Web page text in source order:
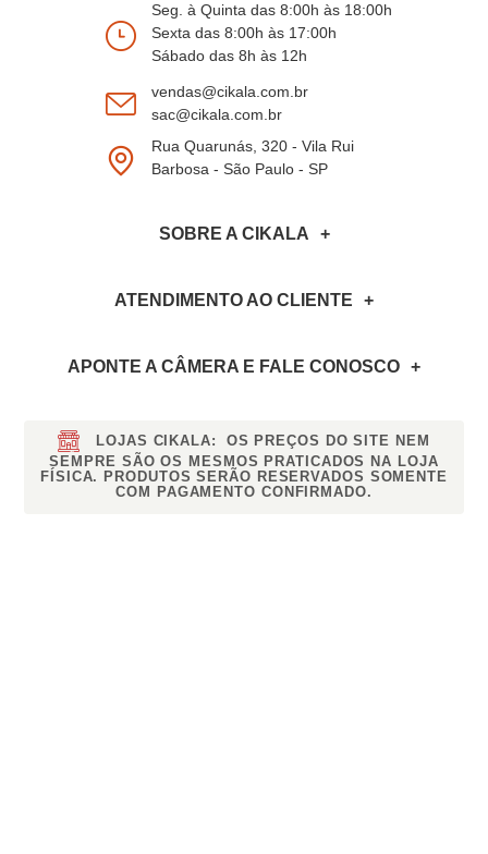
Seg. à Quinta das 8:00h às 18:00h
Sexta das 8:00h às 17:00h
Sábado das 8h às 12h
vendas@cikala.com.br
sac@cikala.com.br
Rua Quarunás, 320 - Vila Rui
Barbosa - São Paulo - SP
SOBRE A CIKALA
ATENDIMENTO AO CLIENTE
APONTE A CÂMERA E FALE CONOSCO
LOJAS CIKALA:
OS PREÇOS DO SITE NEM
SEMPRE SÃO OS MESMOS PRATICADOS NA LOJA
FÍSICA. PRODUTOS SERÃO RESERVADOS SOMENTE
COM PAGAMENTO CONFIRMADO.